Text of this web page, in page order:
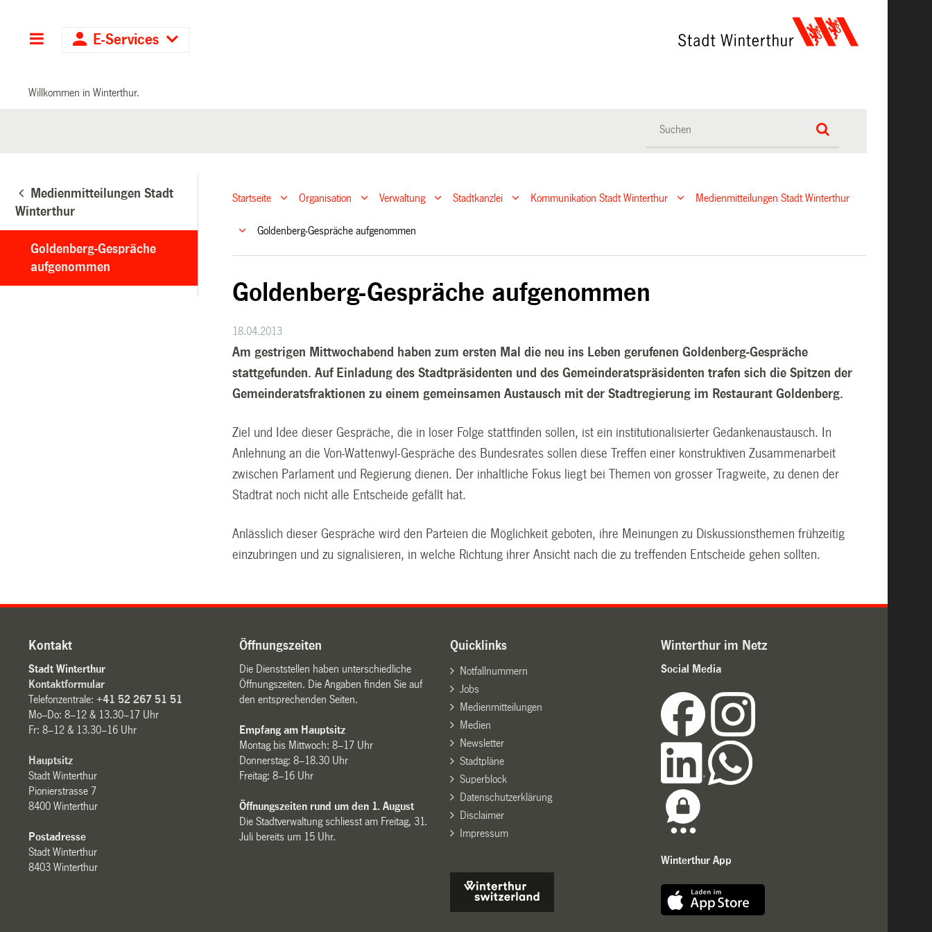
Hauptnavigation
E-Services
Willkommen in Winterthur.
Medienmitteilungen Stadt
Winterthur
Goldenberg-Gespräche
aufgenommen
Startseite Organisation Verwaltung Stadtkanzlei Kommunikation Stadt Winterthur Medienmitteilungen Stadt Winterthur
Goldenberg-Gespräche aufgenommen
Goldenberg-Gespräche aufgenommen
18.04.2013
Am gestrigen Mittwochabend haben zum ersten Mal die neu ins Leben gerufenen Goldenberg-Gespräche
stattgefunden. Auf Einladung des Stadtpräsidenten und des Gemeinderatspräsidenten trafen sich die Spitzen der
Gemeinderatsfraktionen zu einem gemeinsamen Austausch mit der Stadtregierung im Restaurant Goldenberg.
Ziel und Idee dieser Gespräche, die in loser Folge stattfinden sollen, ist ein institutionalisierter Gedankenaustausch. In
Anlehnung an die Von-Wattenwyl-Gespräche des Bundesrates sollen diese Treffen einer konstruktiven Zusammenarbeit
zwischen Parlament und Regierung dienen. Der inhaltliche Fokus liegt bei Themen von grosser Tragweite, zu denen der
Stadtrat noch nicht alle Entscheide gefällt hat.
Anlässlich dieser Gespräche wird den Parteien die Möglichkeit geboten, ihre Meinungen zu Diskussionsthemen frühzeitig
einzubringen und zu signalisieren, in welche Richtung ihrer Ansicht nach die zu treffenden Entscheide gehen sollten.
Kontakt
Stadt Winterthur
Kontaktformular
Telefonzentrale:+41 52 267 51 51
Mo–Do: 8–12 & 13.30–17 Uhr
Fr: 8–12 & 13.30–16 Uhr
Hauptsitz
Stadt Winterthur
Pionierstrasse 7
8400 Winterthur
Postadresse
Stadt Winterthur
8403 Winterthur
Öffnungszeiten
Die Dienststellen haben unterschiedliche
Öffnungszeiten. Die Angaben finden Sie auf
den entsprechenden Seiten.
Empfang am Hauptsitz
Montag bis Mittwoch: 8–17 Uhr
Donnerstag: 8–18.30 Uhr
Freitag: 8–16 Uhr
Öffnungszeiten rund um den 1. August
Die Stadtverwaltung schliesst am Freitag, 31.
Juli bereits um 15 Uhr.
Quicklinks
Notfallnummern
Jobs
Medienmitteilungen
Medien
Newsletter
Stadtpläne
Superblock
Datenschutzerklärung
Disclaimer
Impressum
Winterthur im Netz
Social Media
Winterthur App